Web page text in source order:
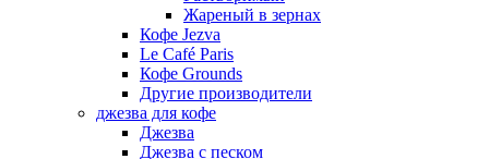
Жареный в зернах
Кофе Jezva
Le Café Paris
Кофе Grounds
Другие производители
джезва для кофе
Джезва
Джезва с песком